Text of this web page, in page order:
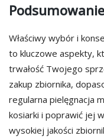
Podsumowanie
Właściwy wybór i
to kluczowe aspekty,
trwałość Twojego
zakup zbiornika,
regularna pielęgnacja
kosiarki i poprawić jej
wysokiej jakości